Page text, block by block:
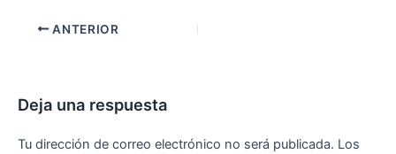
ANTERIOR
Deja una respuesta
Tu dirección de correo electrónico no será publicada. Los